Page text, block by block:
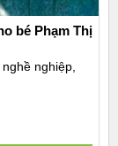
bé Phạm Thị
nghiệp,